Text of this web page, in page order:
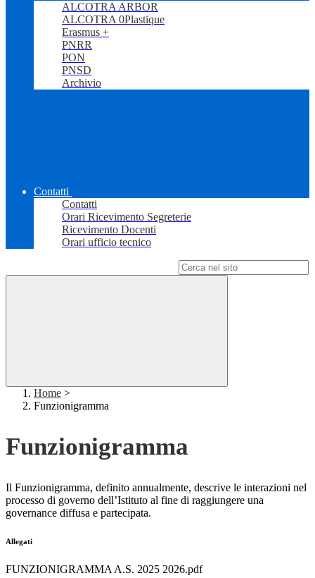
ALCOTRA ARBOR
ALCOTRA 0Plastique
Erasmus +
PNRR
PON
PNSD
Archivio
Contatti
Contatti
Orari Ricevimento Segreterie
Ricevimento Docenti
Orari ufficio tecnico
Home >
Funzionigramma
Funzionigramma
Il Funzionigramma, definito annualmente, descrive le interazioni nel
processo di governo dell’Istituto al fine di raggiungere una
governance diffusa e partecipata.
Allegati
FUNZIONIGRAMMA A.S. 2025 2026.pdf